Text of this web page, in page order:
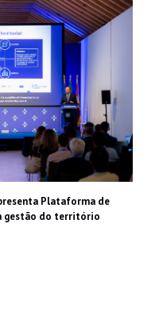
Plataforma de
gestão do território